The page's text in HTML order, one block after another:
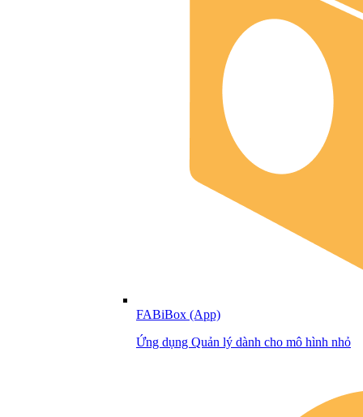
FABiBox (App)
Ứng dụng Quản lý dành cho mô hình nhỏ